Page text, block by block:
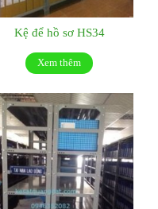
Kệ để hồ sơ HS34
Xem thêm